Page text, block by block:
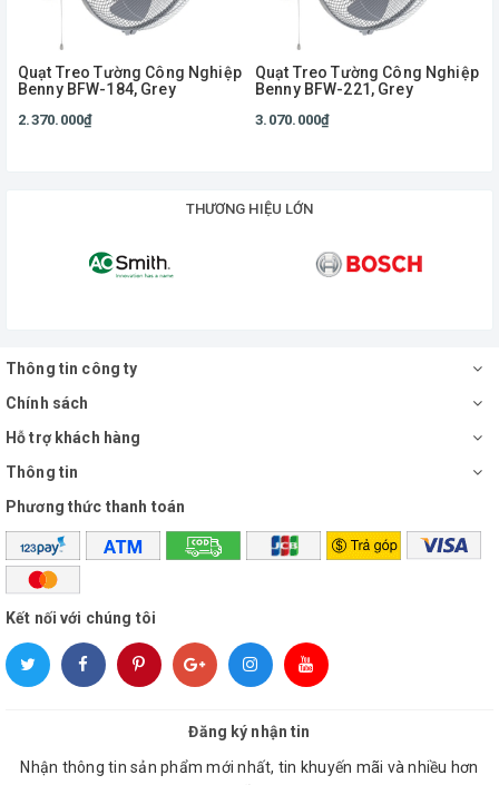
Quạt Treo Tường Công Nghiệp
Benny BFW-184, Grey
2.370.000₫
Quạt Treo Tường Công Nghiệp
Benny BFW-221, Grey
3.070.000₫
THƯƠNG HIỆU LỚN
Thông tin công ty
Chính sách
Hỗ trợ khách hàng
Thông tin
Phương thức thanh toán
Kết nối với chúng tôi
Đăng ký nhận tin
Nhận thông tin sản phẩm mới nhất, tin khuyến mãi và nhiều hơn